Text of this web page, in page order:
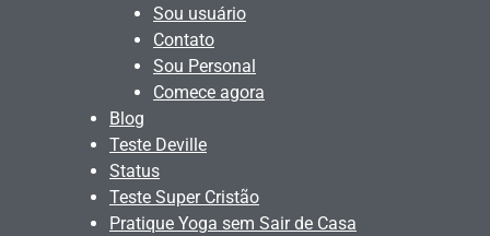
Sou usuário
Contato
Sou Personal
Comece agora
Blog
Teste Deville
Status
Teste Super Cristão
Pratique Yoga sem Sair de Casa